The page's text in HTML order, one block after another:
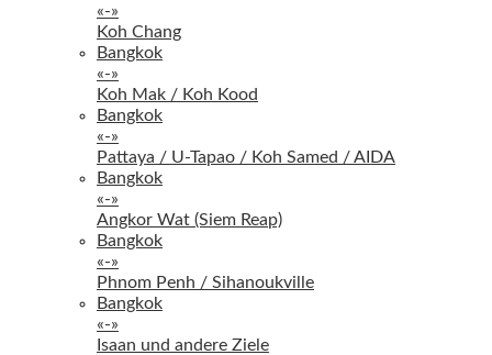
«-»
Koh Chang
Bangkok
«-»
Koh Mak / Koh Kood
Bangkok
«-»
Pattaya / U-Tapao / Koh Samed / AIDA
Bangkok
«-»
Angkor Wat (Siem Reap)
Bangkok
«-»
Phnom Penh / Sihanoukville
Bangkok
«-»
Isaan und andere Ziele